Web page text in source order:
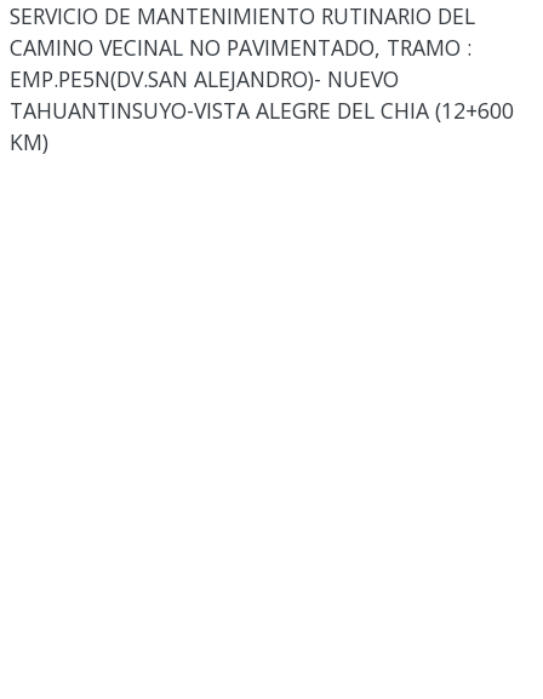
SERVICIO DE MANTENIMIENTO RUTINARIO DEL
CAMINO VECINAL NO PAVIMENTADO, TRAMO :
EMP.PE5N(DV.SAN ALEJANDRO)- NUEVO
TAHUANTINSUYO-VISTA ALEGRE DEL CHIA (12+600
KM)